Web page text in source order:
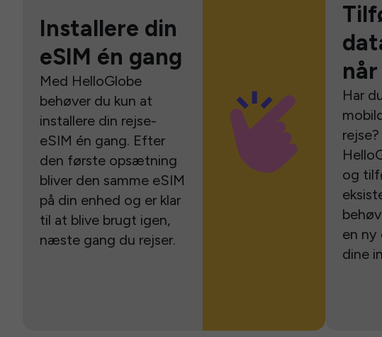
Installere din
eSIM én gang
Med HelloGlobe
behøver du kun at
installere din rejse-
eSIM én gang. Efter
den første opsætning
bliver den samme eSIM
på din enhed og er klar
til at blive brugt igen,
næste gang du rejser.
Har
og
en ny
dine